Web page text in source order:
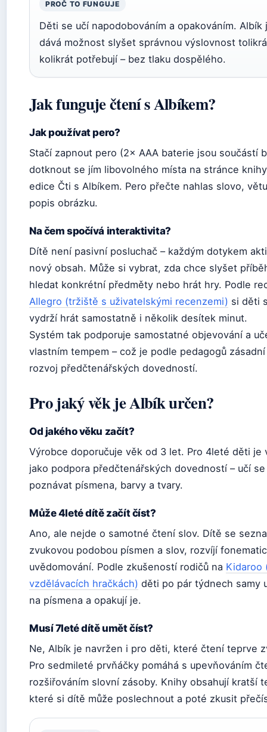
PROČ TO FUNGUJE
Děti se učí napodobováním a opakováním. Albík
dává možnost slyšet správnou výslovnost
kolikrát potřebují – bez tlaku dospělého.
Jak funguje čtení s Albíkem?
Jak používat pero?
Stačí zapnout pero (2× AAA baterie jsou součástí
dotknout se jím libovolného místa na stránce
edice Čti s Albíkem. Pero přečte nahlas slovo,
popis obrázku.
Na čem spočívá interaktivita?
Dítě není pasivní posluchač – každým dotykem
nový obsah. Může si vybrat, zda chce slyšet
hledat konkrétní předměty nebo hrát hry. Podle
Allegro (tržiště s uživatelskými recenzemi) si děti
vydrží hrát samostatně i několik desítek minut.
Systém tak podporuje samostatné objevování a
vlastním tempem – což je podle pedagogů
rozvoj předčtenářských dovedností.
Pro jaký věk je Albík určen?
Od jakého věku začít?
Výrobce doporučuje věk od 3 let. Pro 4leté děti je
jako podpora předčtenářských dovedností – učí se
poznávat písmena, barvy a tvary.
Může 4leté dítě začít číst?
Ano, ale nejde o samotné čtení slov. Dítě se
zvukovou podobou písmen a slov, rozvíjí
uvědomování. Podle zkušeností rodičů na Kidaroo
vzdělávacích hračkách) děti po pár týdnech samy
na písmena a opakují je.
Musí 7leté dítě umět číst?
Ne, Albík je navržen i pro děti, které čtení teprve
Pro sedmileté prvňáčky pomáhá s upevňováním
rozšiřováním slovní zásoby. Knihy obsahují kratší
které si dítě může poslechnout a poté zkusit